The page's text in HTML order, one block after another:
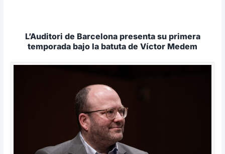
L’Auditori de Barcelona presenta su primera
temporada bajo la batuta de Víctor Medem